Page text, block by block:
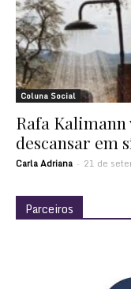
Coluna Social
Rafa
descansar em
Carla Adriana - 21 de
Parceiros